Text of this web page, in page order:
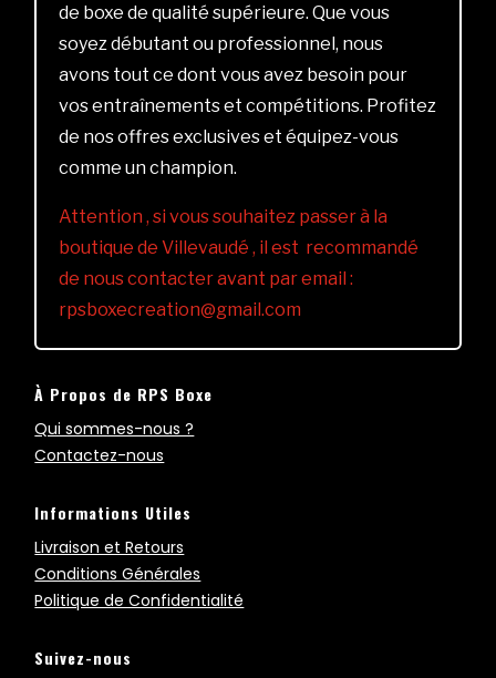
de boxe de qualité supérieure. Que vous
soyez débutant ou professionnel, nous
avons tout ce dont vous avez besoin pour
vos entraînements et compétitions. Profitez
de nos offres exclusives et équipez-vous
comme un champion.
Attention , si vous souhaitez passer à la
boutique de Villevaudé , il est recommandé
de nous contacter avant par email :
rpsboxecreation@gmail.com
À Propos de RPS Boxe
Qui sommes-nous ?
Contactez-nous
Informations Utiles
Livraison et Retours
Conditions Générales
Politique de Confidentialité
Suivez-nous